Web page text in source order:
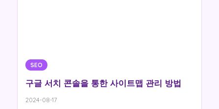
SEO
구글 서치 콘솔을 통한 사이트맵 관리 방법
2024-08-17